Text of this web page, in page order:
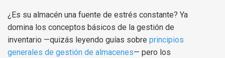
¿Es su almacén una fuente de estrés constante? Ya
domina los conceptos básicos de la gestión de
inventario —quizás leyendo guías sobre principios
generales de gestión de almacenes— pero los